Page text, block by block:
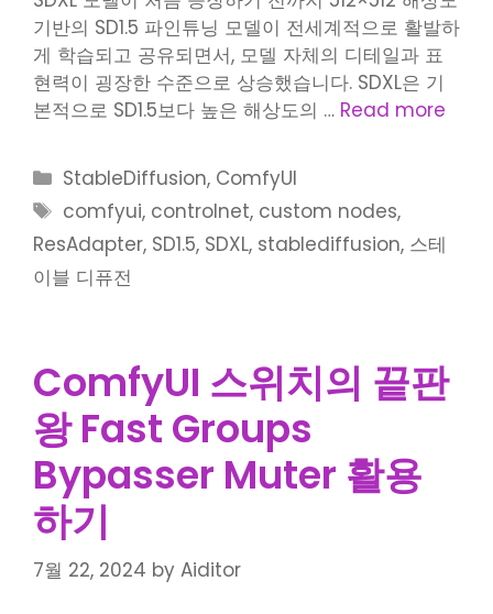
기반의 SD1.5 파인튜닝 모델이 전세계적으로 활발하
게 학습되고 공유되면서, 모델 자체의 디테일과 표
현력이 굉장한 수준으로 상승했습니다. SDXL은 기
본적으로 SD1.5보다 높은 해상도의 … Read more
Categories
StableDiffusion, ComfyUI
Tags
comfyui, controlnet, custom nodes,
ResAdapter, SD1.5, SDXL, stablediffusion, 스테
이블 디퓨전
ComfyUI 스위치의 끝판
왕 Fast Groups
Bypasser Muter 활용
하기
7월 22, 2024 by Aiditor